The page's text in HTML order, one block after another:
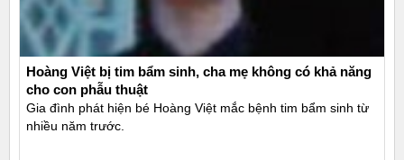
Hoàng Việt bị tim bẩm sinh, cha mẹ không có khả năng
cho con phẫu thuật
Gia đình phát hiện bé Hoàng Việt mắc bệnh tim bẩm sinh từ
nhiều năm trước.